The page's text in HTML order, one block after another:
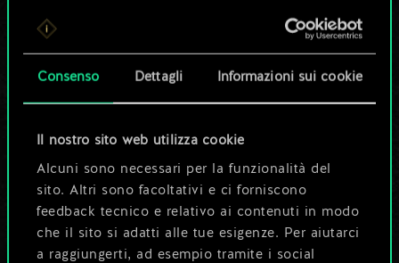
Consenso Dettagli Informazioni sui cookie
Il nostro sito web utilizza cookie
Alcuni sono necessari per la funzionalità del
sito. Altri sono facoltativi e ci forniscono
feedback tecnico e relativo ai contenuti in modo
che il sito si adatti alle tue esigenze. Per aiutarci
a raggiungerti, ad esempio tramite i social
Per ora, è solo un
set di carte
condiviso.
Ma può diventare
molto altro!
Dai un nome al mazzo e crea una